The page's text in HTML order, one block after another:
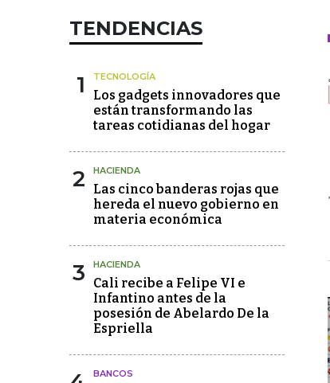
TENDENCIAS
1 TECNOLOGÍA
Los gadgets innovadores que
están transformando las
tareas cotidianas del hogar
2 HACIENDA
Las cinco banderas rojas que
hereda el nuevo gobierno en
materia económica
3 HACIENDA
Cali recibe a Felipe VI e
Infantino antes de la
posesión de Abelardo De la
Espriella
BANCOS